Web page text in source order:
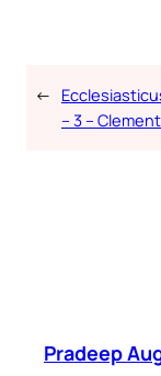
←
– 3 –
Pradeep